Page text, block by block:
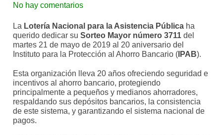
No hay comentarios
La Lotería Nacional para la Asistencia Pública ha
querido dedicar suSorteo Mayor número 3711 del
martes 21 de mayo de 2019 al 20 aniversario del
Instituto para la Protección al Ahorro Bancario ( IPAB).
Esta organización lleva 20 años ofreciendo seguridad e
incentivos al ahorro bancario, protegiendo
principalmente a pequeños y medianos ahorradores,
respaldando sus depósitos bancarios, la consistencia
de este sistema, y garantizando el sistema nacional de
pagos.